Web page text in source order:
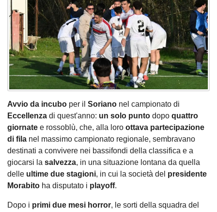
Avvio da incubo per il Soriano nel campionato di
Eccellenza di quest'anno: un solo punto dopo quattro
giornate e rossoblù, che, alla loro ottava partecipazione
di fila nel massimo campionato regionale, sembravano
destinati a convivere nei bassifondi della classifica e a
giocarsi la salvezza, in una situazione lontana da quella
delle ultime due stagioni, in cui la società del presidente
Morabito ha disputato i playoff.
Dopo i primi due mesi horror, le sorti della squadra del